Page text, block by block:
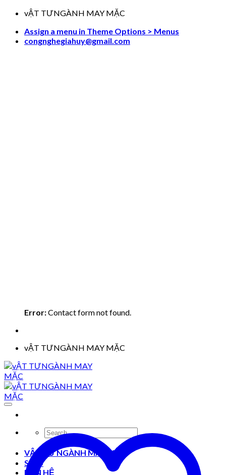
Skip
content
vẬT TƯNGÀNH MAY MẶC
Assign a menu in Theme Options > Menus
congnghegiahuy@gmail.com
Error:Contact form not found.
vẬT TƯNGÀNH MAY MẶC
Search
for:
VẬT TƯ NGÀNH MAY MẶC
Shop
LIÊN HỆ